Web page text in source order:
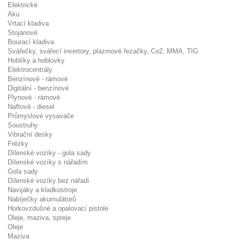
Elektrické
Aku
Vrtací kladiva
Stojanové
Bourací kladiva
Svářečky, svářecí invertory, plazmové řezačky, Co2, MMA, TIG
Hoblíky a hoblovky
Elektrocentrály
Benzínové - rámové
Digitální - benzínové
Plynové - rámové
Naftové - diesel
Průmyslové vysavače
Soustruhy
Vibrační desky
Frézky
Dílenské vozíky - gola sady
Dílenské vozíky s nářadím
Gola sady
Dílenské vozíky bez nářadí
Navijáky a kladkostroje
Nabíječky akumulátorů
Horkovzdušné a opalovací pistole
Oleje, maziva, spreje
Oleje
Maziva